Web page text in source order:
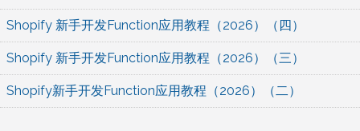
Shopify 新手开发Function应用教程（2026）（四）
Shopify 新手开发Function应用教程（2026）（三）
Shopify新手开发Function应用教程（2026）（二）